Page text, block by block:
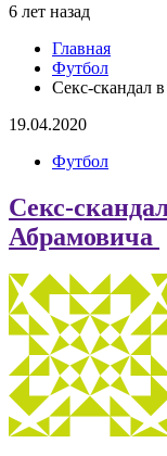
6 лет назад
Главная
Футбол
Секс-скандал
19.04.2020
Футбол
Секс-
Абрамовича